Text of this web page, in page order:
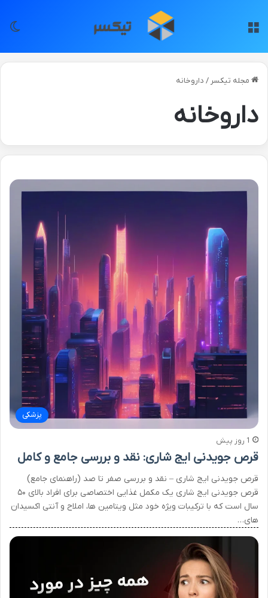
مجله تیکسر / داروخانه
داروخانه
پزشکی
1 روز پیش
قرص جویدنی ایج شاری: نقد و بررسی جامع و کامل
قرص جویدنی ایج شاری – نقد و بررسی صفر تا صد (راهنمای جامع)
قرص جویدنی ایج شاری یک مکمل غذایی اختصاصی برای افراد بالای ۵۰
سال است که با ترکیبات ویژه خود مثل ویتامین ها، املاح و آنتی اکسیدان
های…